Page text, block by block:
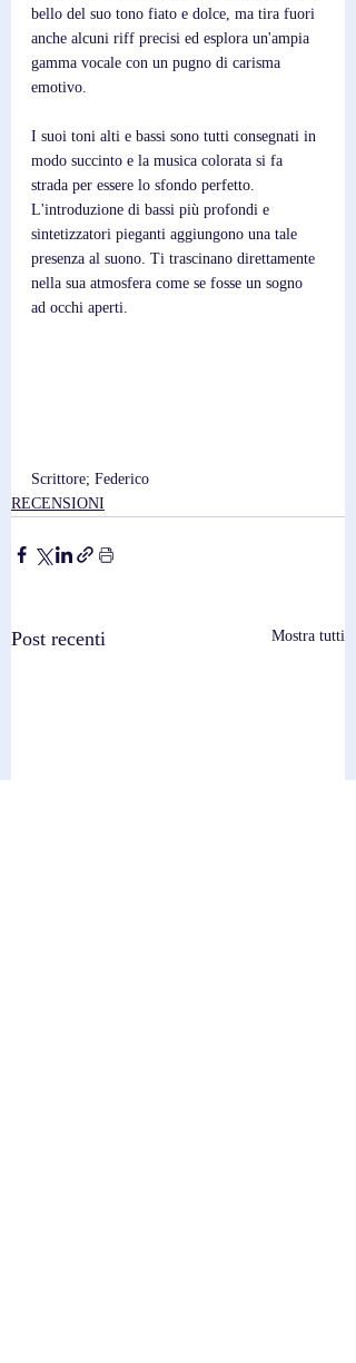
bello del suo tono fiato e dolce, ma tira fuori
anche alcuni riff precisi ed esplora un'ampia
gamma vocale con un pugno di carisma
emotivo.
I suoi toni alti e bassi sono tutti consegnati in
modo succinto e la musica colorata si fa
strada per essere lo sfondo perfetto.
L'introduzione di bassi più profondi e
sintetizzatori pieganti aggiungono una tale
presenza al suono. Ti trascinano direttamente
nella sua atmosfera come se fosse un sogno
ad occhi aperti.
Scrittore; Federico
RECENSIONI
Post recenti Mostra tutti